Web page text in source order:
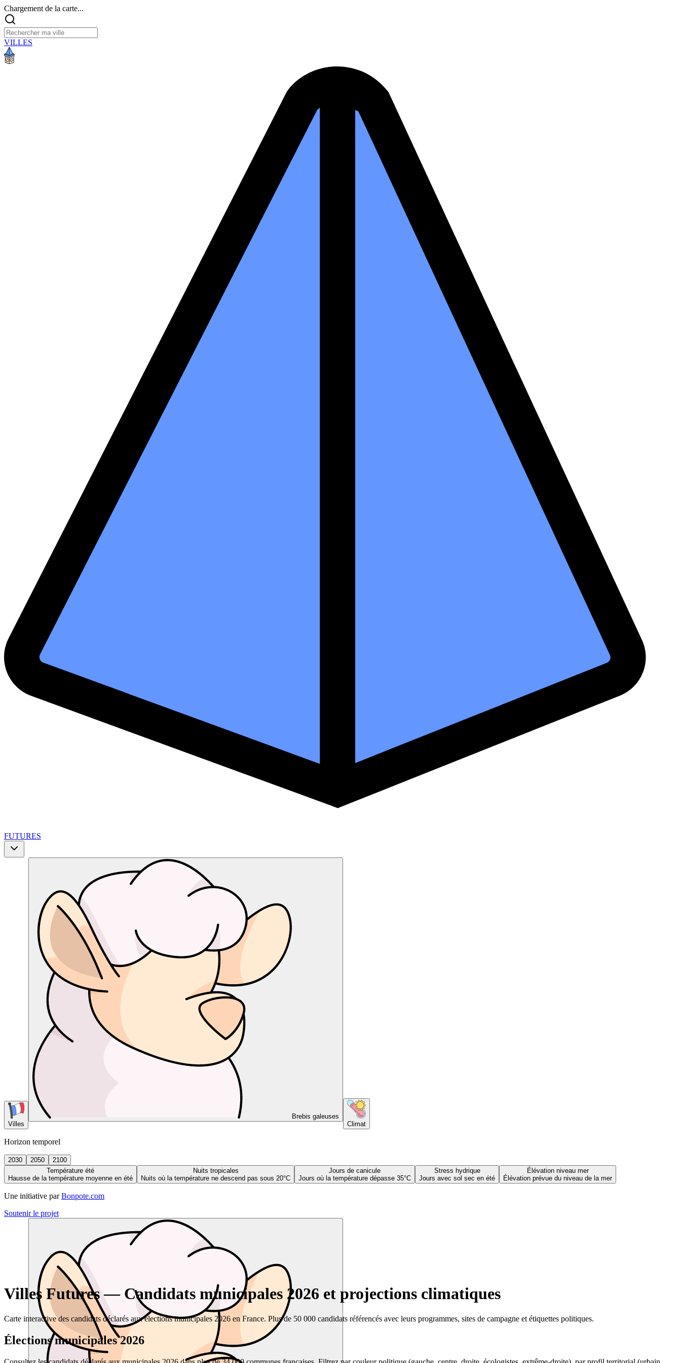
Chargement de la carte...
VILLES
FUTURES
Villes
Brebis galeuses
Climat
Horizon temporel
2030 2050
2100
Température été
Hausse de la température moyenne en été
Nuits tropicales
Nuits où la température ne descend pas sous 20°C
Jours de canicule
Jours où la température dépasse 35°C
Stress hydrique
Jours avec sol sec en été
Élévation niveau mer
Élévation prévue du niveau de la mer
Une initiative par Bonpote.com
Soutenir le projet
Villes Futures — Candidats municipales 2026 et projections climatiques
Carte interactive des candidats déclarés aux élections municipales 2026 en France. Plus de 50 000 candidats référencés avec leurs programmes, sites de campagne et étiquettes politiques.
Élections municipales 2026